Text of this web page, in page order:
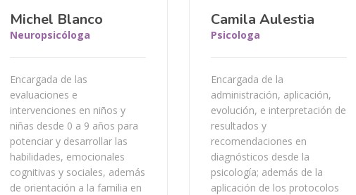
Michel Blanco
Neuropsicóloga
Encargada de las
evaluaciones e
intervenciones en niños y
niñas desde 0 a 9 años para
potenciar y desarrollar las
habilidades, emocionales
cognitivas y sociales, además
de orientación a la familia en
Camila Aulestia
Psicologa
Encargada de la
administración, aplicación,
evolución, e interpretación de
resultados y
recomendaciones en
diagnósticos desde la
psicología; además de la
aplicación de los protocolos